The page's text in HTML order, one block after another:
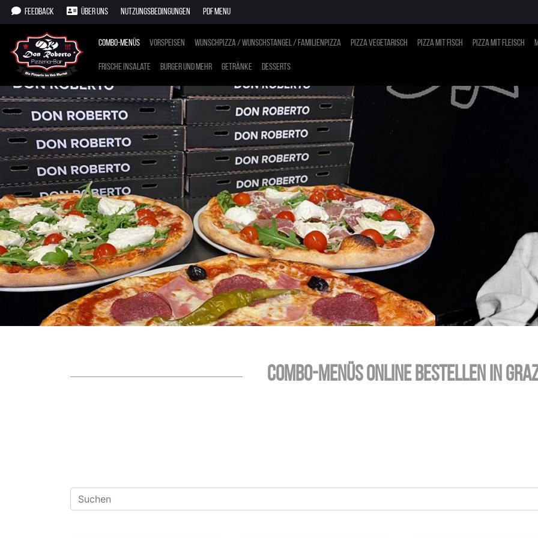
Feedback Über uns Nutzungsbedingungen PDF Menu
Combo-Menüs Vorspeisen Wunschpizza / Wunschstangel / Familienpizza Pizza vegetarisch Pizza mit Fisch Pizza mit Fleisch
Frische Insalate Burger und mehr Getränke Desserts
Combo-Menüs online bestellen in